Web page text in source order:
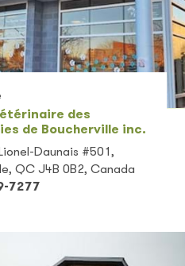
des
de Boucherville inc.
Daunais #501,
QC J4B 0B2, Canada
7277